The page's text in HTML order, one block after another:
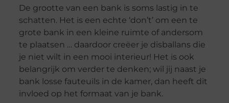
De grootte van een bank is soms lastig in te
schatten. Het is een echte ‘don’t’ om een te
grote bank in een kleine ruimte of andersom
te plaatsen … daardoor creëer je disballans die
je niet wilt in een mooi interieur! Het is ook
belangrijk om verder te denken; wil jij naast je
bank losse fauteuils in de kamer, dan heeft dit
invloed op het formaat van je bank.